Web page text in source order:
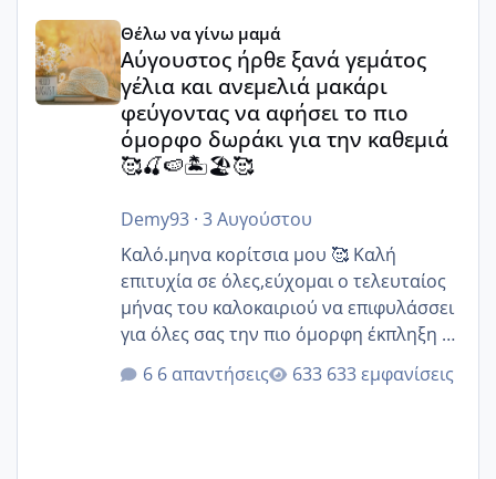
Αύγουστος ήρθε ξανά γεμάτος γέλια και ανεμελιά
Θέλω να γίνω μαμά
Αύγουστος ήρθε ξανά γεμάτος
γέλια και ανεμελιά μακάρι
φεύγοντας να αφήσει το πιο
όμορφο δωράκι για την καθεμιά
🥰🍒🍉🏝️🏖️🥰
Demy93· 3 Αυγούστου
Καλό.μηνα κορίτσια μου 🥰 Καλή
επιτυχία σε όλες,εύχομαι ο τελευταίος
μήνας του καλοκαιριού να επιφυλάσσει
για όλες σας την πιο όμορφη έκπληξη 🧿
@Elk @Melikara86 @Παρασκευαιδου
@Zenia z @melitiniღ @Christi.D.
6 απαντήσεις 633 εμφανίσεις